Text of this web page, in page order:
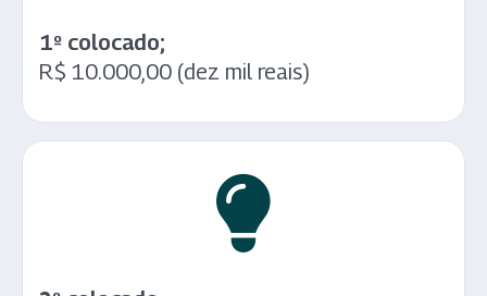
1º colocado;
R$ 10.000,00 (dez mil reais)